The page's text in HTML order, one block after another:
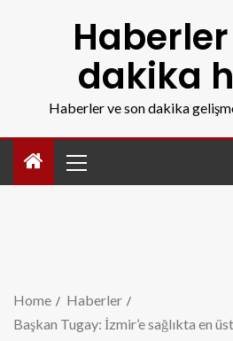
dakika
Haberler ve son dakika
Home
Haberler
Başkan Tugay: İzmir’e sağlıkta en